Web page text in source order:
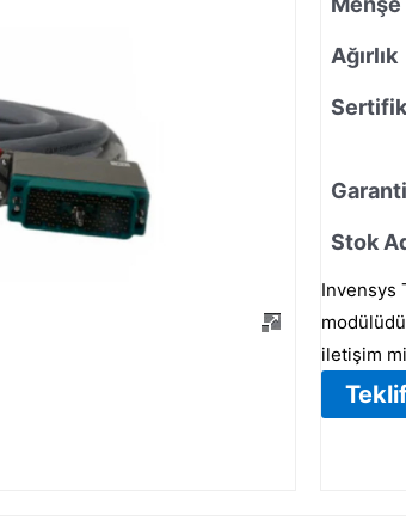
Ağırlık
Garanti
Stok
Invensys
iletişim